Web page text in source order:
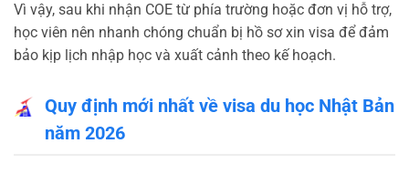
Vì vậy, sau khi nhận COE từ phía trường hoặc đơn vị hỗ trợ,
học viên nên nhanh chóng chuẩn bị hồ sơ xin visa để đảm
bảo kịp lịch nhập học và xuất cảnh theo kế hoạch.
Quy định mới nhất về visa du học Nhật Bản
năm 2026